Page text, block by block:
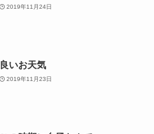
2019年11月24日
良いお天気
2019年11月23日